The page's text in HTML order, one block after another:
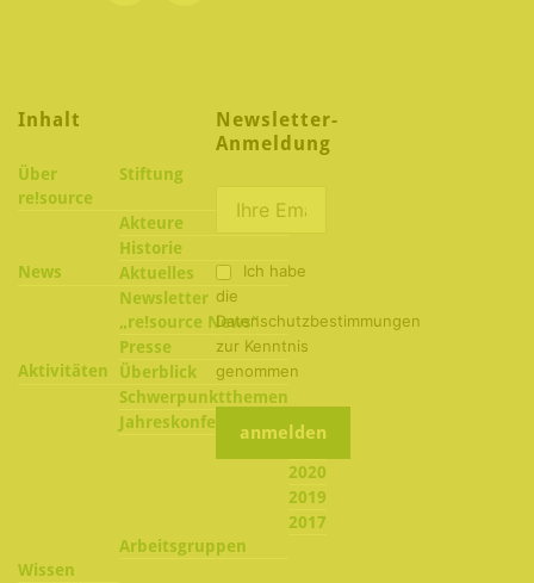
Inhalt
Über
re!source
Stiftung
Akteure
Historie
News
Aktuelles
Newsletter
„re!source News“
Presse
Aktivitäten
Überblick
Schwerpunktthemen
Jahreskonferenzen
2022
2020
2019
2017
Arbeitsgruppen
Wissen
Newsletter-
Anmeldung
Ich habe
die
Datenschutzbestimmungen
zur Kenntnis
genommen